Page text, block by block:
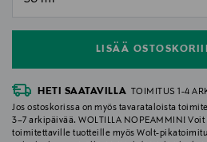
LISÄÄ
HETI SAATAVILLA
TOIMITUS 1-4
Jos ostoskorissa on myös tavarataloista
3–7 arkipäivää. WOLTILLA NOPEAMMIN!
toimitettaville tuotteille myös Wolt-